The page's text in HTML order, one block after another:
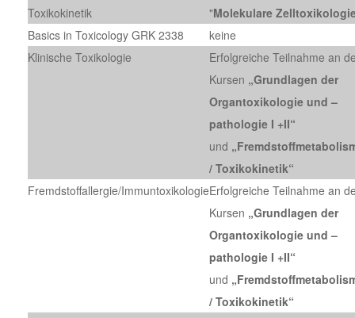
Toxikokinetik
"Molekulare
Basics in Toxicology GRK 2338
keine
Klinische Toxikologie
Erfolgreiche Teilnahme an
Kursen „Grundlagen der
Organtoxikologie und –
pathologie I +II“
und
/ Toxikokinetik“
Fremdstoffallergie/ImmuntoxikologieErfolgreiche Teilnahme an
Kursen „Grundlagen der
Organtoxikologie und –
pathologie I +II“
und
/ Toxikokinetik“